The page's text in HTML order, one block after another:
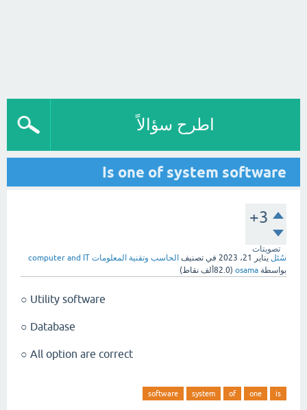
اطرح سؤالاً
Is one of system software
+3
تصويتات
سُئل يناير 21، 2023 في تصنيف الحاسب وتقنية المعلومات computer and IT
بواسطة osama
(82.0ألف نقاط)
Utility software ○
Database ○
All option are correct ○
is
one
of
system
software